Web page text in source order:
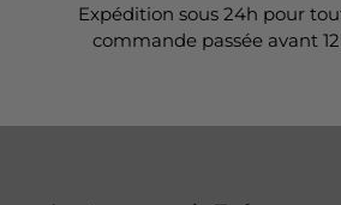
Expédition sous 24h pour
commande passée avant